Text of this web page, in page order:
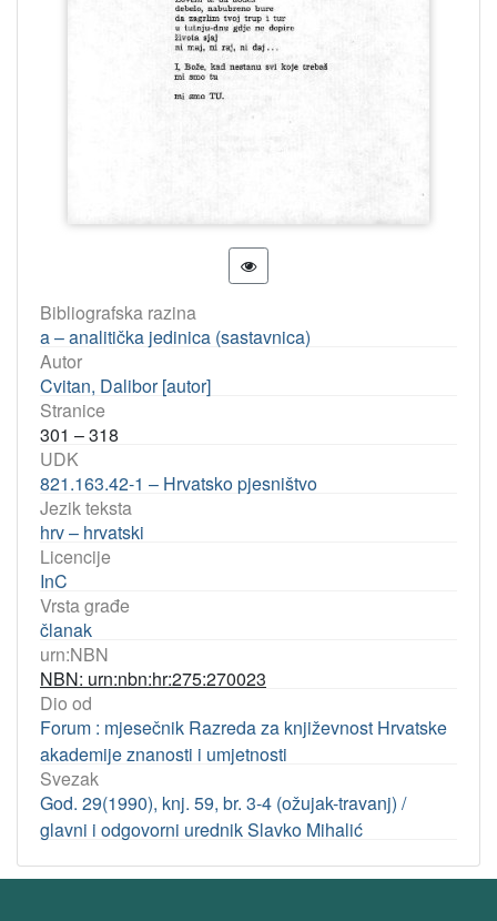
Bibliografska razina
a – analitička jedinica (sastavnica)
Autor
Cvitan, Dalibor [autor]
Stranice
301 – 318
UDK
821.163.42-1 – Hrvatsko pjesništvo
Jezik teksta
hrv – hrvatski
Licencije
InC
Vrsta građe
članak
urn:NBN
NBN: urn:nbn:hr:275:270023
Dio od
Forum : mjesečnik Razreda za književnost Hrvatske
akademije znanosti i umjetnosti
Svezak
God. 29(1990), knj. 59, br. 3-4 (ožujak-travanj) /
glavni i odgovorni urednik Slavko Mihalić